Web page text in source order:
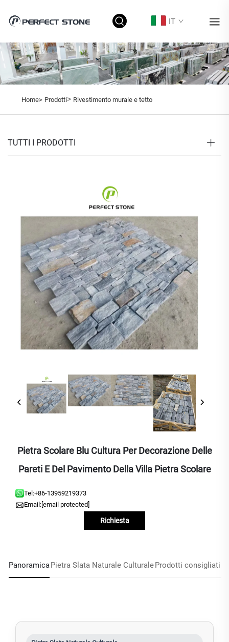
IT
Home> Prodotti> Rivestimento murale e tetto
TUTTI I PRODOTTI
Pietra Scolare Blu Cultura Per Decorazione Delle
Pareti E Del Pavimento Della Villa Pietra Scolare
Tel:+86-13959219373
Email:[email protected]
Richiesta
Panoramica Pietra Slata Naturale CulturaleProdotti consigliati